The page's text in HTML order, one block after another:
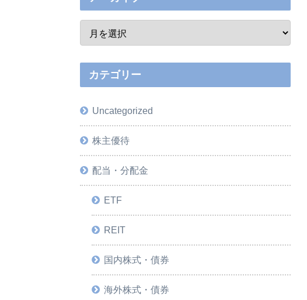
カテゴリー
Uncategorized
株主優待
配当・分配金
ETF
REIT
国内株式・債券
海外株式・債券